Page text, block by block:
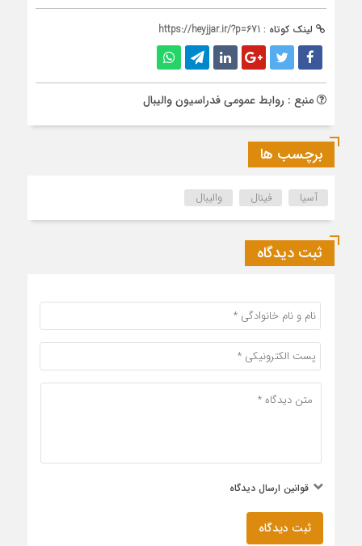
لینک کوتاه : https://heyjjar.ir/?p=671
منبع : روابط عمومی فدراسیون والیبال
برچسب ها
آسیا فینال والیبال
ثبت دیدگاه
قوانین ارسال دیدگاه
ثبت دیدگاه